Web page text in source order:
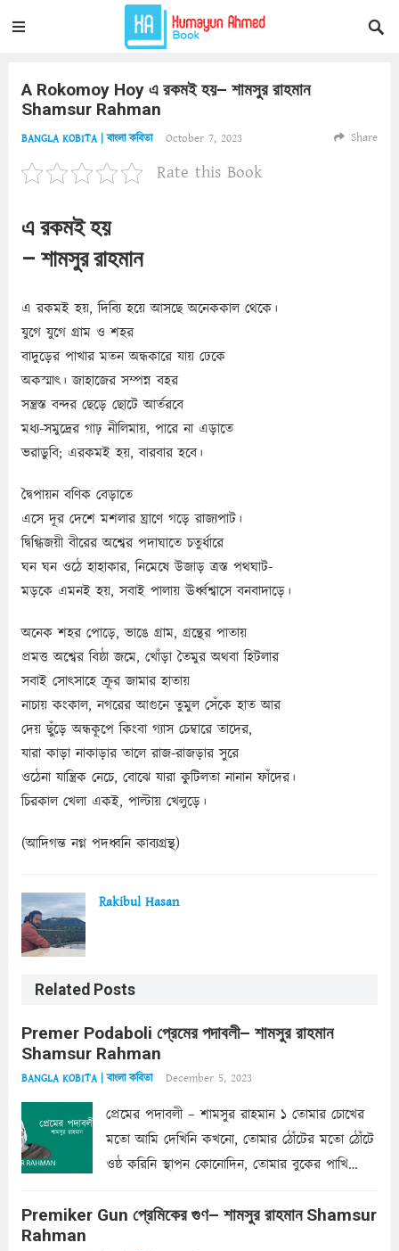
A Rokomoy Hoy এ রকমই হয়– শামসুর রাহমান
Shamsur Rahman
BANGLA KOBITA | বাংলা কবিতা October 7, 2023 Share
Rate this Book
এ রকমই হয়
– শামসুর রাহমান
এ রকমই হয়, দিব্যি হয়ে আসছে অনেককাল থেকে।
যুগে যুগে গ্রাম ও শহর
বাদুড়ের পাখার মতন অন্ধকারে যায় ঢেকে
অকস্মাৎ। জাহাজের সম্পন্ন বহর
সন্ত্রস্ত বন্দর ছেড়ে ছোটে আর্তরবে
মধ্য-সমুদ্রের গাঢ় নীলিমায়, পারে না এড়াতে
ভরাডুবি; এরকমই হয়, বারবার হবে।
দ্বৈপায়ন বণিক বেড়াতে
এসে দূর দেশে মশলার ঘ্রাণে গড়ে রাজ্যপাট।
দ্বিগ্ধিজয়ী বীরের অশ্বের পদাঘাতে চতুর্ধারে
ঘন ঘন ওঠে হাহাকার, নিমেষে উজাড় ত্রস্ত পথঘাট-
মড়কে এমনই হয়, সবাই পালায় ঊর্ধ্বশ্বাসে বনবাদাড়ে।
অনেক শহর পোড়ে, ভাঙে গ্রাম, গ্রন্থের পাতায়
প্রমত্ত অশ্বের বিষ্ঠা জমে, খোঁড়া তৈমুর অথবা হিটলার
সবাই সোৎসাহে ক্রূর জামার হাতায়
নাচায় কংকাল, নগরের আগুনে তুমুল সেঁকে হাত আর
দেয় ছুঁড়ে অন্ধকূপে কিংবা গ্যাস চেম্বারে তাদের,
যারা কাড়া নাকাড়ার তালে রাজ-রাজড়ার সুরে
ওঠেনা যান্ত্রিক নেচে, বোঝে যারা কুটিলতা নানান ফাঁদের।
চিরকাল খেলা একই, পাল্টায় খেলুড়ে।
(আদিগন্ত নগ্ন পদধ্বনি কাব্যগ্রন্থ)
Rakibul Hasan
Related Posts
Premer Podaboli প্রেমের পদাবলী– শামসুর রাহমান
Shamsur Rahman
BANGLA KOBITA | বাংলা কবিতা December 5, 2023
প্রেমের পদাবলী – শামসুর রাহমান ১ তোমার চোখের
মতো আমি দেখিনি কখনো, তোমার ঠোঁটের মতো ঠোঁটে
ওষ্ঠ করিনি স্থাপন কোনোদিন, তোমার বুকের পাখি
কোথাও কি এরকম ছায়া দেয় ক্লান্তির প্রহরে? মুছে
Premiker Gun প্রেমিকের গুণ– শামসুর রাহমান Shamsur
Rahman